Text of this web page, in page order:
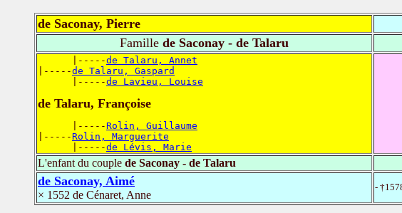
de Saconay, Pierre
Famille de Saconay - de Talaru
      |-----
de Talaru, Annet
|-----de Talaru, Gaspard
      |-----
de Lavieu, Louise
de Talaru, Françoise
      |-----
Rolin, Guillaume
|-----Rolin, Marguerite
      |-----
de Lévis, Marie
L'enfant du couple de Saconay - de Talaru
de Saconay, Aimé
× 1552 de Cénaret, Anne
-